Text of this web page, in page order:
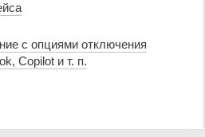
с опциями отключения
Copilot и т. п.